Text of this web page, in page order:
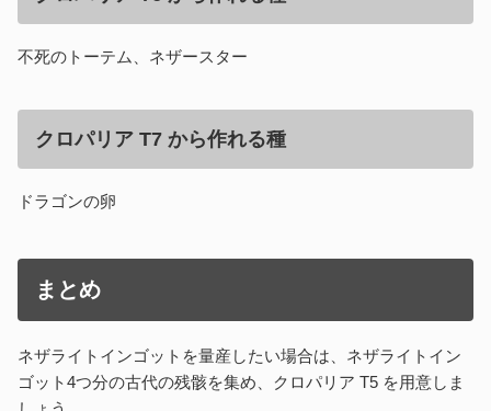
不死のトーテム、ネザースター
クロパリア T7 から作れる種
ドラゴンの卵
まとめ
ネザライトインゴットを量産したい場合は、ネザライトイン
ゴット4つ分の古代の残骸を集め、クロパリア T5 を用意しま